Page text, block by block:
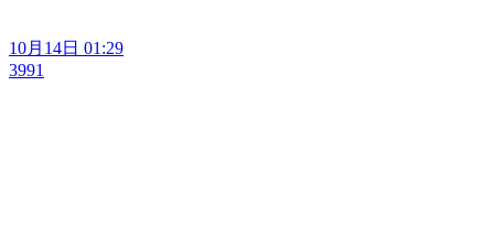
10月14日 01:29
3991